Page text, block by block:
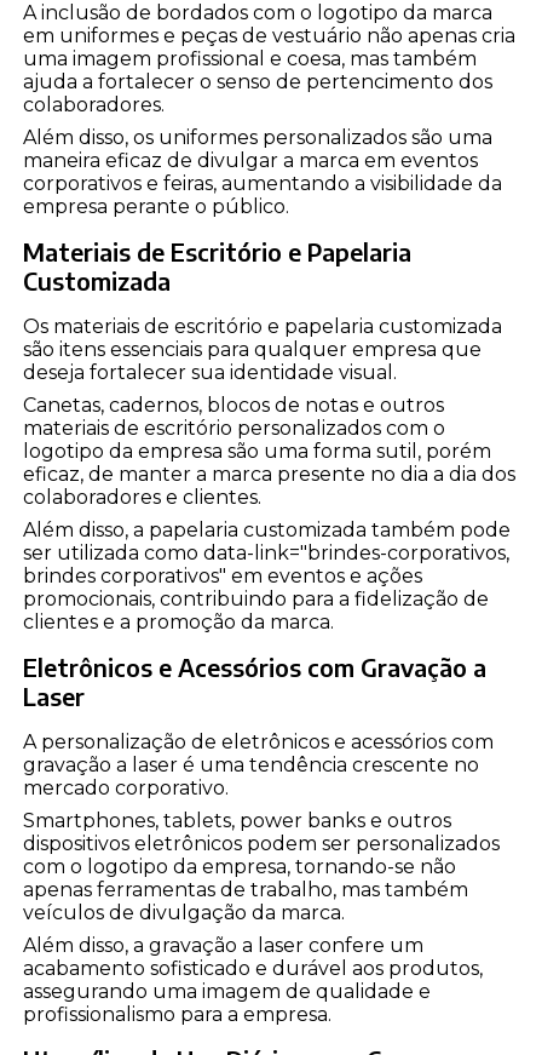
A inclusão de bordados com o logotipo da marca
em uniformes e peças de vestuário não apenas cria
uma imagem profissional e coesa, mas também
ajuda a fortalecer o senso de pertencimento dos
colaboradores.
Além disso, os uniformes personalizados são uma
maneira eficaz de divulgar a marca em eventos
corporativos e feiras, aumentando a visibilidade da
empresa perante o público.
Materiais de Escritório e Papelaria
Customizada
Os materiais de escritório e papelaria customizada
são itens essenciais para qualquer empresa que
deseja fortalecer sua identidade visual.
Canetas, cadernos, blocos de notas e outros
materiais de escritório personalizados com o
logotipo da empresa são uma forma sutil, porém
eficaz, de manter a marca presente no dia a dia dos
colaboradores e clientes.
Além disso, a papelaria customizada também pode
ser utilizada como data-link="brindes-corporativos,
brindes corporativos" em eventos e ações
promocionais, contribuindo para a fidelização de
clientes e a promoção da marca.
Eletrônicos e Acessórios com Gravação a
Laser
A personalização de eletrônicos e acessórios com
gravação a laser é uma tendência crescente no
mercado corporativo.
Smartphones, tablets, power banks e outros
dispositivos eletrônicos podem ser personalizados
com o logotipo da empresa, tornando-se não
apenas ferramentas de trabalho, mas também
veículos de divulgação da marca.
Além disso, a gravação a laser confere um
acabamento sofisticado e durável aos produtos,
assegurando uma imagem de qualidade e
profissionalismo para a empresa.